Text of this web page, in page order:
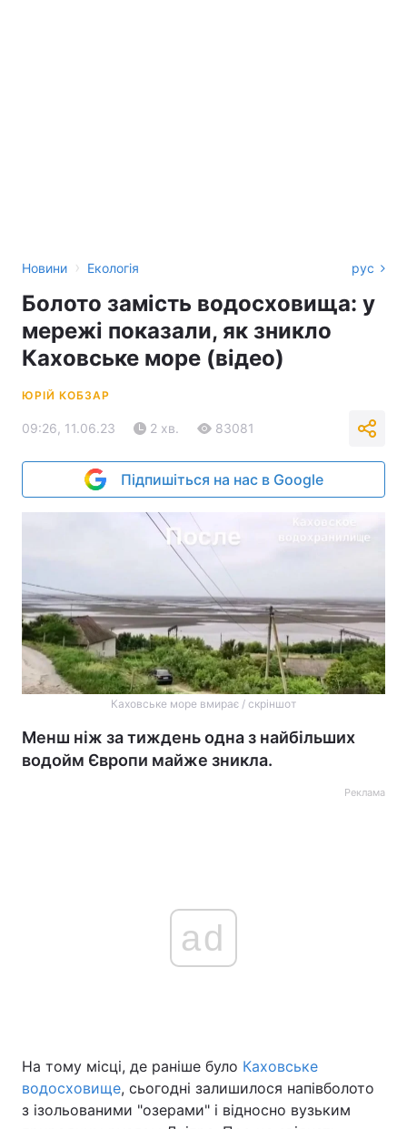
Новини › Екологія рус
Болото замість водосховища: у
мережі показали, як зникло
Каховське море (відео)
ЮРІЙ КОБЗАР
09:26, 11.06.23 2 хв. 83081
Підпишіться на нас в Google
Каховське море вмирає / скріншот
Менш ніж за тиждень одна з найбільших
водойм Європи майже зникла.
Реклама
ad
На тому місці, де раніше було Каховське
водосховище, сьогодні залишилося напівболото
з ізольованими "озерами" і відносно вузьким